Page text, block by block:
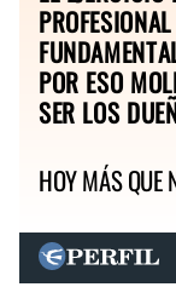
POR ESO
SER LOS
HOY MÁS QUE